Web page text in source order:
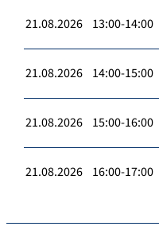
21.08.2026 13:00-14:00
21.08.2026 14:00-15:00
21.08.2026 15:00-16:00
21.08.2026 16:00-17:00